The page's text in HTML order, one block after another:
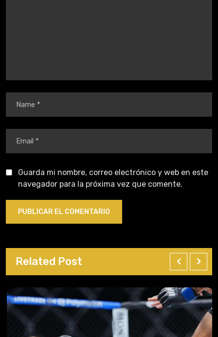
Guarda mi nombre, correo electrónico y web en este
navegador para la próxima vez que comente.
Related Post